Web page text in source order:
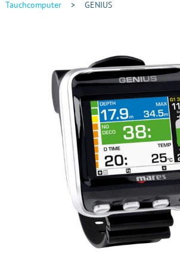
Tauchcomputer > GENIUS